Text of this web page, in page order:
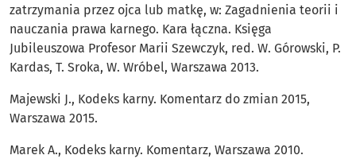
zatrzymania przez ojca lub matkę, w: Zagadnienia teorii i
nauczania prawa karnego. Kara łączna. Księga
Jubileuszowa Profesor Marii Szewczyk, red. W. Górowski, P.
Kardas, T. Sroka, W. Wróbel, Warszawa 2013.
Majewski J., Kodeks karny. Komentarz do zmian 2015,
Warszawa 2015.
Marek A., Kodeks karny. Komentarz, Warszawa 2010.